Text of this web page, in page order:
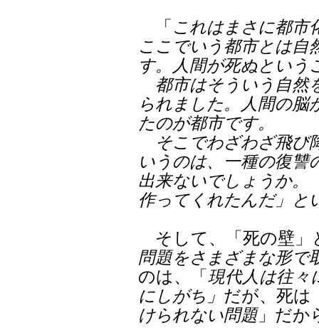
「 これはまさに都市
ここでいう都市とは自
す。人間が死ぬという
都市はそういう自然
られました。人間の脳
たのが都市です。
そこでわざわざ飛び
いうのは、一種の復讐
出来ないでしょうか。
作ってくれたんだ」と
そして、「死の壁」
問題をさまざまな形で
のは、「 現代人は往々
にしがち」 だが、死は
けられない問題」だか